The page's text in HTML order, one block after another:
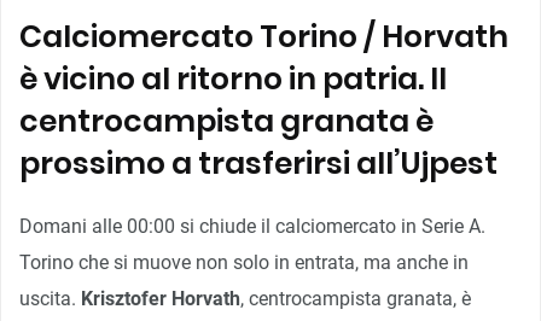
Calciomercato Torino / Horvath
è vicino al ritorno in patria. Il
centrocampista granata è
prossimo a trasferirsi all’Ujpest
Domani alle 00:00 si chiude il calciomercato in Serie A.
Torino che si muove non solo in entrata, ma anche in
uscita. Krisztofer Horvath, centrocampista granata, è